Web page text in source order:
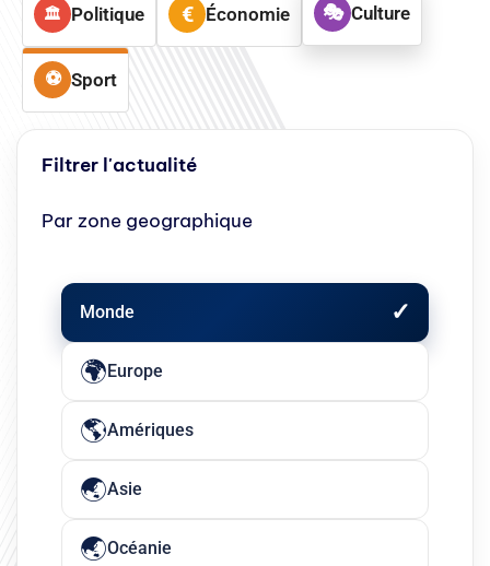
Politique Économie Culture
Sport
Filtrer l'actualité
Par zone geographique
Monde
Europe
Amériques
Asie
Océanie